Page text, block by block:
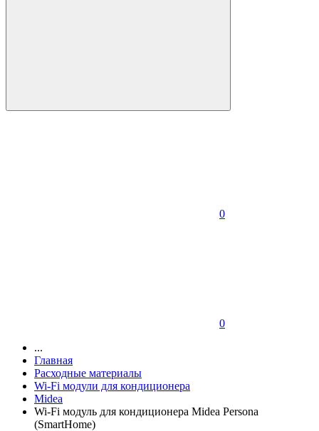
0
0
...
Главная
Расходные материалы
Wi-Fi модули для кондиционера
Midea
Wi-Fi модуль для кондиционера Midea Persona
(SmartHome)